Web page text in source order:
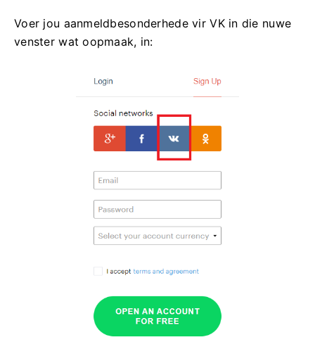
Voer jou aanmeldbesonderhede vir VK in die nuwe
venster wat oopmaak, in: